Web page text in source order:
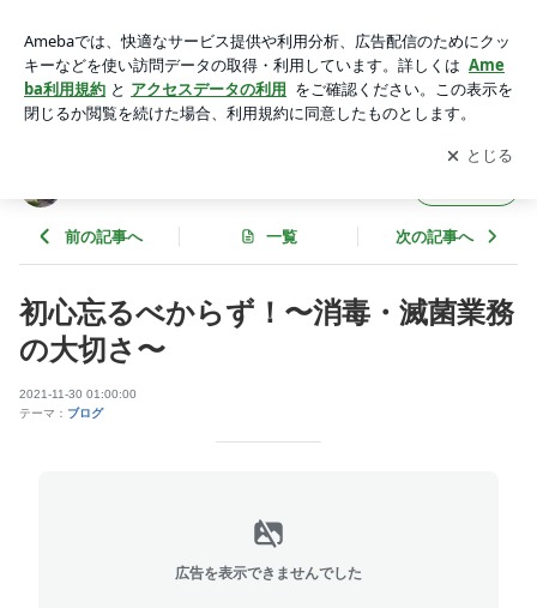
院のブログ（北九州市戸畑区）
アプリをダウンロードして ブログの更新通知
を受け取りまし
ょう。
開く
前の記事へ 一覧 次の記事へ
初心忘るべからず！〜消毒・滅菌業務
の大切さ〜
2021-11-30 01:00:00
テーマ： ブログ
広告を表示できませんでした